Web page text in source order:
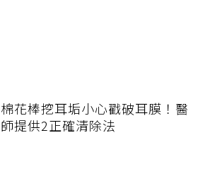
棉花棒挖耳垢小心戳破耳膜！醫
師提供2正確清除法